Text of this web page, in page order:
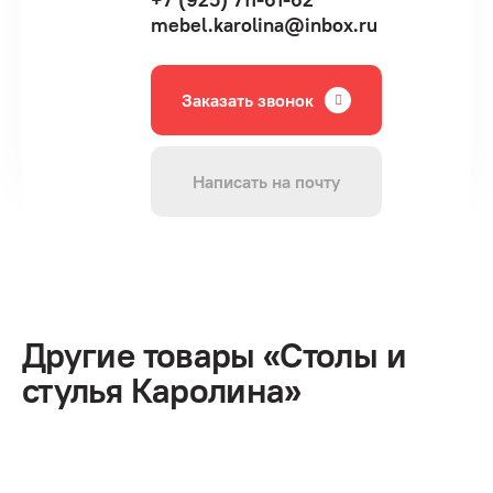
mebel.karolina@inbox.ru
Заказать звонок
Написать на почту
Другие товары «Столы и
стулья Каролина»